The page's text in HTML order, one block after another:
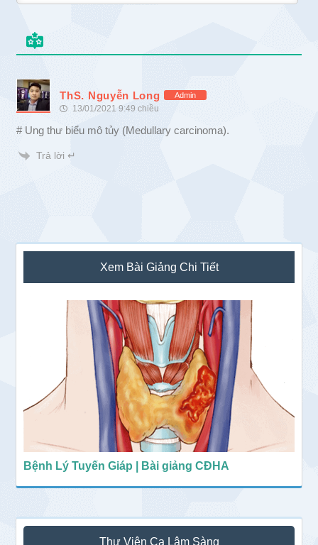
ThS. Nguyễn Long Admin
13/01/2021 9:49 chiều
# Ung thư biểu mô tủy (Medullary carcinoma).
Trả lời ↵
Sidebar
chính
Xem Bài Giảng Chi Tiết
Bệnh Lý Tuyến Giáp | Bài giảng CĐHA
Thư Viện Ca Lâm Sàng